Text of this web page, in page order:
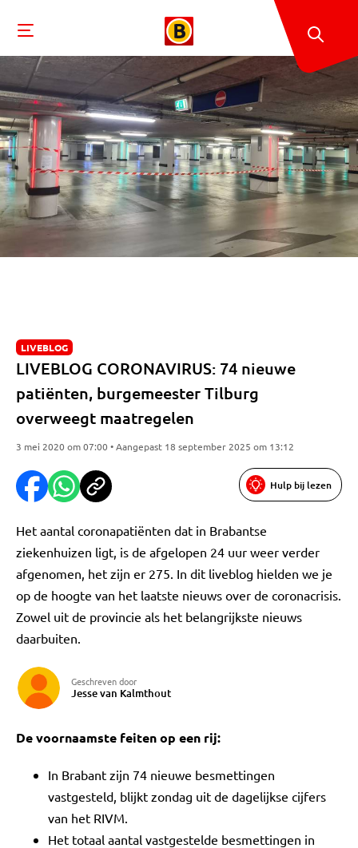
LIVEBLOG
LIVEBLOG CORONAVIRUS: 74 nieuwe
patiënten, burgemeester Tilburg
overweegt maatregelen
3 mei 2020 om 07:00 • Aangepast 18 september 2025 om 13:12
Hulp bij lezen
Het aantal coronapatiënten dat in Brabantse
ziekenhuizen ligt, is de afgelopen 24 uur weer verder
afgenomen, het zijn er 275. In dit liveblog hielden we je
op de hoogte van het laatste nieuws over de coronacrisis.
Zowel uit de provincie als het belangrijkste nieuws
daarbuiten.
Geschreven door
Jesse van Kalmthout
De voornaamste feiten op een rij:
In Brabant zijn 74 nieuwe besmettingen
vastgesteld, blijkt zondag uit de dagelijkse cijfers
van het RIVM.
Het totaal aantal vastgestelde besmettingen in